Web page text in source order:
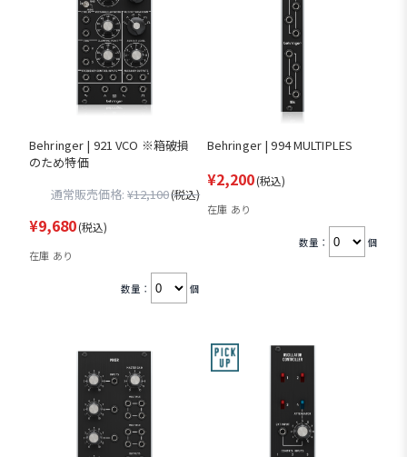
Behringer | 921 VCO ※箱破損
のため特価
通常販売価格: ¥12,100(税込)
¥9,680(税込)
在庫 あり
数量： 個
Behringer | 994 MULTIPLES
¥2,200(税込)
在庫 あり
数量： 個